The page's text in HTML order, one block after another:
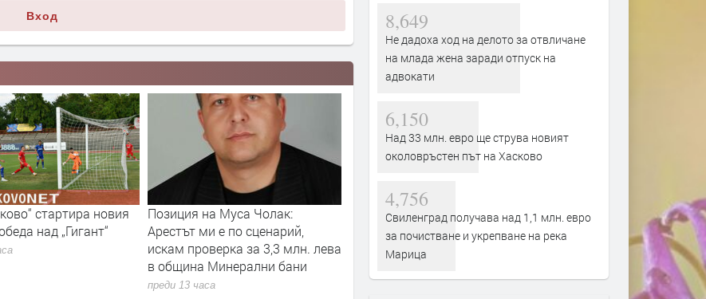
Вход
стартира новия
над „Гигант“
Позиция на Муса Чолак:
Арестът ми е по сценарий,
искам проверка за 3,3 млн. лева
в община Минерални бани
преди 13 часа
РИОСВ – Хасково наложи
санкции за 14 420 евро през
Части от „Младежки
„Хисаря“, „Тракийски“ и
„Македонски“ са без вода
8,649
Не дадоха ход на делото за отвличане
на млада жена заради отпуск на
адвокати
6,150
Над 33 млн. евро ще струва новият
околовръстен път на Хасково
4,756
Свиленград получава над 1,1 млн. евро
за почистване и укрепване на река
Марица